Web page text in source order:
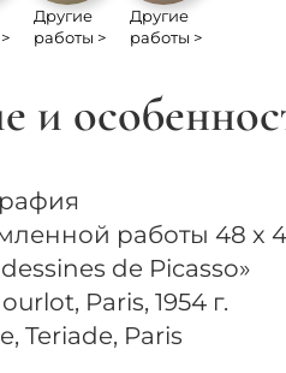
Другие
работы >
Другие
работы >
и
работы 48 х
de Picasso»
Paris, 1954 г.
Teriade, Paris